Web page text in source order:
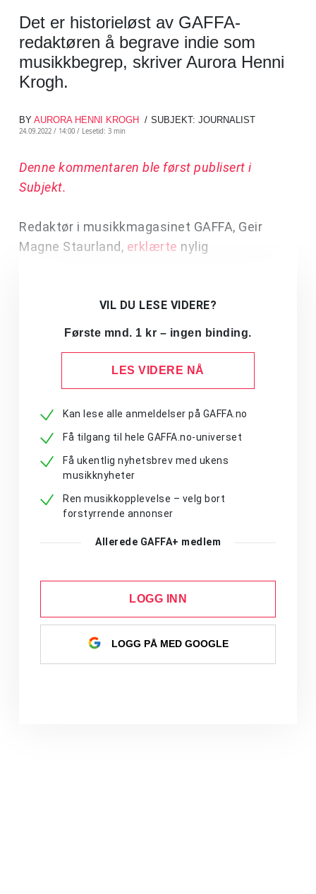
Det er historieløst av GAFFA-
redaktøren å begrave indie som
musikkbegrep, skriver Aurora Henni
Krogh.
BY AURORA HENNI KROGH SUBJEKT: JOURNALIST
24.09.2022 / 14:00 / Lesetid: 3 min
Denne kommentaren ble først publisert i
Subjekt.
Redaktør i musikkmagasinet GAFFA, Geir
Magne Staurland, erklærte nylig
VIL DU LESE VIDERE?
Første mnd. 1 kr – ingen binding.
LES VIDERE NÅ
Kan lese alle anmeldelser på GAFFA.no
Få tilgang til hele GAFFA.no-universet
Få ukentlig nyhetsbrev med ukens
musikknyheter
Ren musikkopplevelse – velg bort
forstyrrende annonser
Allerede GAFFA+ medlem
LOGG INN
LOGG PÅ MED GOOGLE